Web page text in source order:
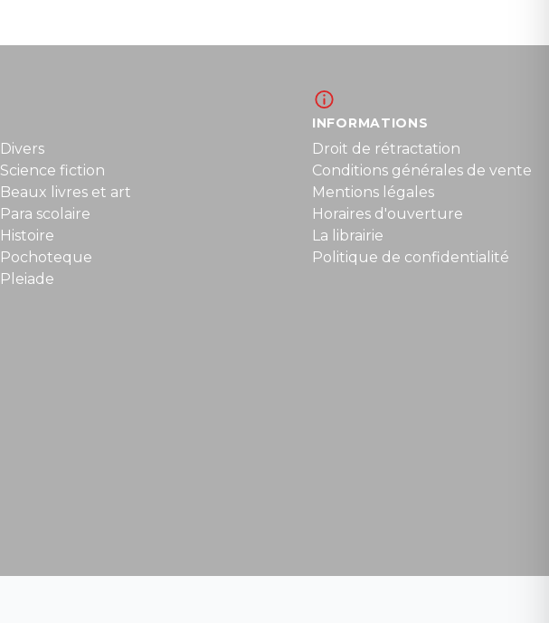
Divers
Science fiction
Beaux livres et art
Para scolaire
Histoire
Pochoteque
Pleiade
INFORMATIONS
Droit de rétractation
Conditions générales de vente
Mentions légales
Horaires d'ouverture
La librairie
Politique de confidentialité